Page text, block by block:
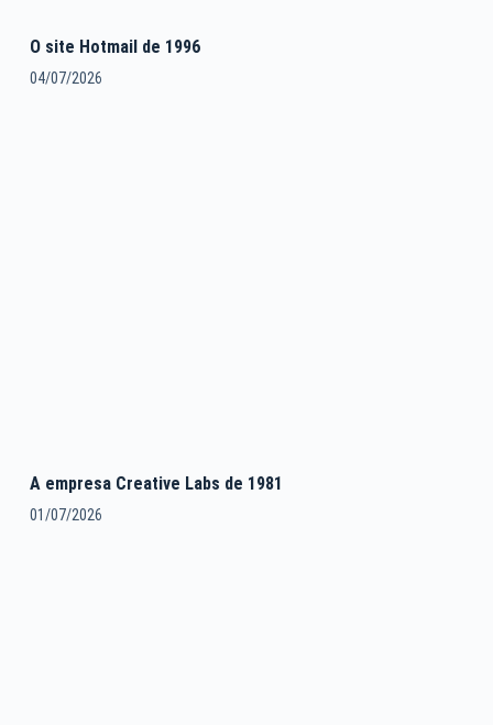
O site Hotmail de 1996
04/07/2026
A empresa Creative Labs de 1981
01/07/2026